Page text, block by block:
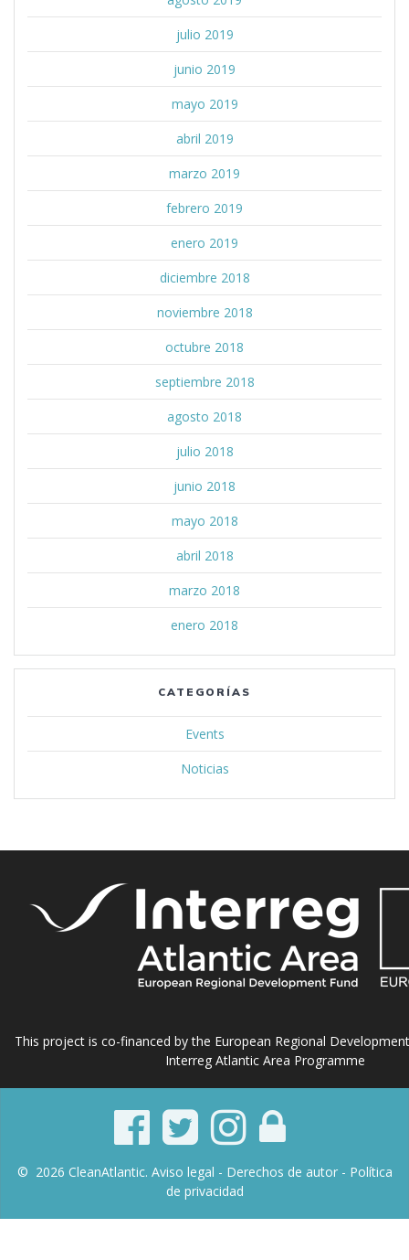
julio 2019
junio 2019
mayo 2019
abril 2019
marzo 2019
febrero 2019
enero 2019
diciembre 2018
noviembre 2018
octubre 2018
septiembre 2018
agosto 2018
julio 2018
junio 2018
mayo 2018
abril 2018
marzo 2018
enero 2018
CATEGORÍAS
Events
Noticias
This project is co-financed by the European Regional
Interreg Atlantic Area Programme
© 2026 CleanAtlantic. Aviso legal - Derechos de autor - Política
de privacidad